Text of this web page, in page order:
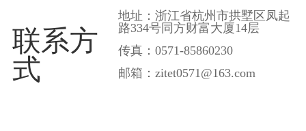
联系方
式
地址：浙江省杭州市拱墅区凤起
路334号同方财富大厦14层
传真：0571-85860230
邮箱：zitet0571@163.com